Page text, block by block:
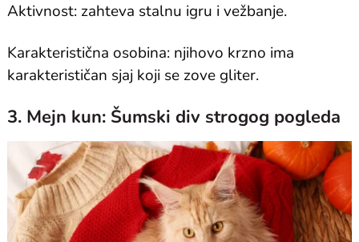
Aktivnost: zahteva stalnu igru i vežbanje.
Karakteristična osobina: njihovo krzno ima
karakterističan sjaj koji se zove gliter.
3. Mejn kun: Šumski div strogog pogleda